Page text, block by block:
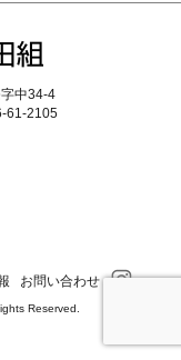
中34-4
61-2105
お問い合わせ
Reserved.